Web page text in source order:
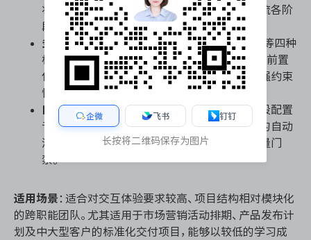
将关键节点显性标记为里程碑，清晰划定瀑布流各阶
段的交付边界。
多级任务依赖与时间线锁定：提供“完成-开始”等四种
标准依赖关系，结合时间线视图，能够严格规划前置
任务与后续任务的时序逻辑，确保瀑布推进的强约束
性。
自定义审批流与阶段门禁
：允许为每个交付阶段配置
专属审批流，通过自定义规则实现阶段完成后的自动
流转或人工卡点，有效把控瀑布模型的关键质量门
禁。
适用场景 ：适合对交互体验要求较高、项目结构相对模块化
的跨职能团队。尤其适用于市场营销活动排期、产品发布计
划及中大型客户的标准化交付项目，能够以较低的学习成
企微 飞书 钉钉
长按将二维码保存为图片